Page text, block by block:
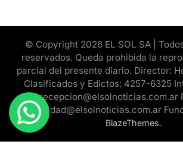
© Copyright 2026 EL SOL SA |
reservados. Queda prohibida la
parcial del presente diario. Director:
Clasificados y Edictos: 4257-6325
recepcion@elsolnoticias.com.ar
publicidad@elsolnoticias.com.ar
BlazeThemes.